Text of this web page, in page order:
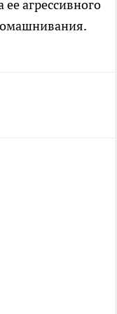
агрессивного